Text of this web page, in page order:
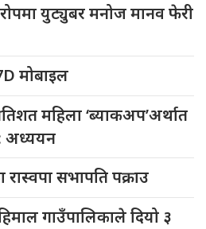
युट्युबर मनोज मानव फेरी
मोबाइल
महिला ‘ब्याकअप’अर्थात
: अध्ययन
सभापति पक्राउ
गाउँपालिकाले दियो ३